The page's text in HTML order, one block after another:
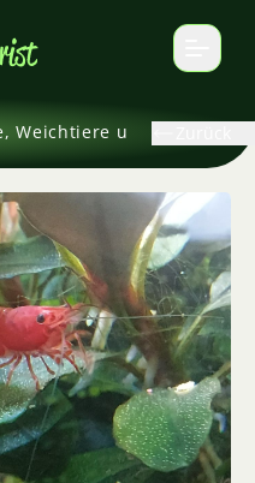
Weichtiere und andere